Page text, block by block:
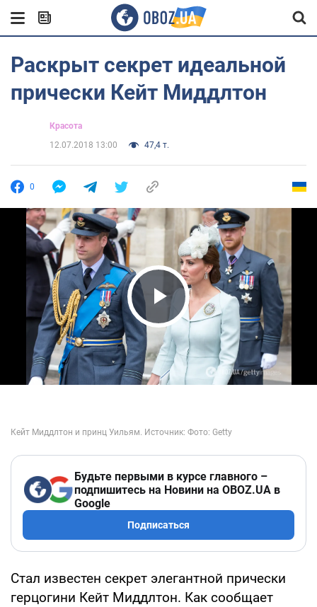
Раскрыт секрет идеальной
прически Кейт Миддлтон
Красота
12.07.2018 13:00
47,4 т.
0
Play Video
Будьте первыми в курсе главного –
подпишитесь на Новини на OBOZ.UA в
Google
Подписаться
Стал известен секрет элегантной прически
герцогини Кейт Миддлтон. Как сообщает